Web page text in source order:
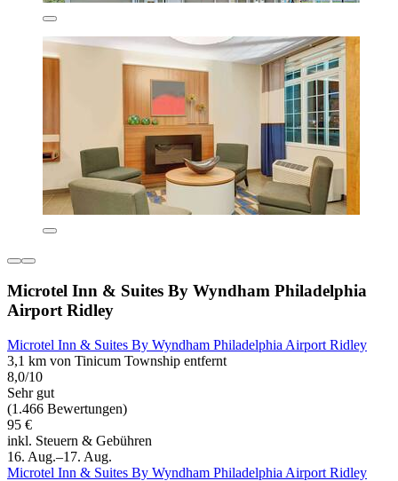
Microtel Inn & Suites By Wyndham Philadelphia
Airport Ridley
Microtel Inn & Suites By Wyndham Philadelphia Airport Ridley
3,1 km von Tinicum Township entfernt
8,0/10
Sehr gut
(1.466 Bewertungen)
95 €
inkl. Steuern & Gebühren
16. Aug.–17. Aug.
Microtel Inn & Suites By Wyndham Philadelphia Airport Ridley